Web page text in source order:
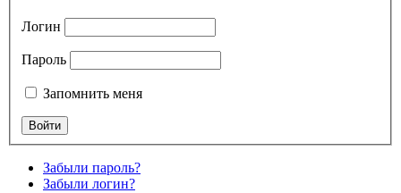
Логин
Пароль
Запомнить меня
Забыли пароль?
Забыли логин?